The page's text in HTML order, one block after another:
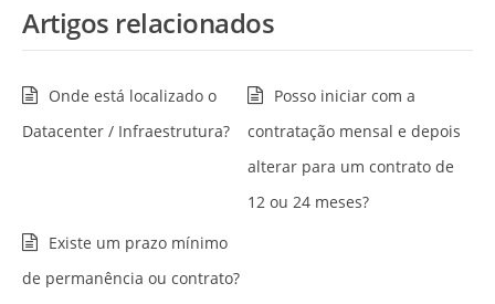
Artigos relacionados
Onde está localizado o
Datacenter / Infraestrutura?
Posso iniciar com a
contratação mensal e depois
alterar para um contrato de
12 ou 24 meses?
Existe um prazo mínimo
de permanência ou contrato?